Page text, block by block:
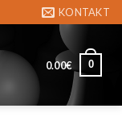
KONTAKT
0.00€ 0